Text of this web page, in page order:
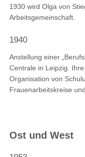
1930 wird Olga von
Arbeitsgemeinschaft.
1940
Anstellung einer
Centrale in Leipzig.
Organisation von
Frauenarbeitskreise
Ost und West